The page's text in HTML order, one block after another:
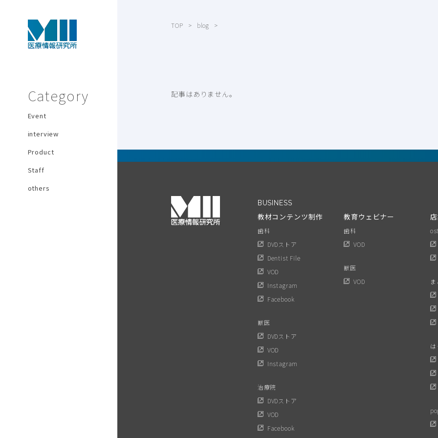
Category
Event
interview
Product
Staff
others
TOP blog
記事はありません。
BUSINESS
教材コンテンツ制作
歯科
DVDストア
Dentist File
VOD
Instagram
Facebook
獣医
DVDストア
VOD
Instagram
治療院
DVDストア
VOD
Facebook
教育ウェビナー
歯科
VOD
獣医
VOD